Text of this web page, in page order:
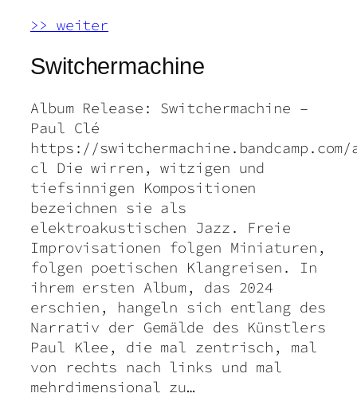
>> weiter
Switchermachine
Album Release: Switchermachine –
Paul Clé
https://
cl Die wirren, witzigen und
tiefsinnigen Kompositionen
bezeichnen sie als
elektroakustischen Jazz. Freie
Improvisationen folgen Miniaturen,
folgen poetischen Klangreisen. In
ihrem ersten Album, das 2024
erschien, hangeln sich entlang des
Narrativ der Gemälde des Künstlers
Paul Klee, die mal zentrisch, mal
von rechts nach links und mal
mehrdimensional zu…